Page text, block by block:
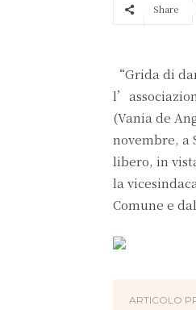
Share
“Grida di
(Vania de
novembre, a
libero, in
la
Comune e
ARTICOLO